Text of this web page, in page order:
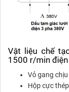
Vật liệu chế
1500 r/min
Vỏ gang
Hộp cực